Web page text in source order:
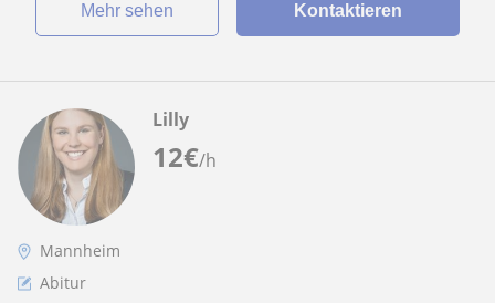
Mehr sehen Kontaktieren
12€/h
Lilly
Mannheim
Abitur